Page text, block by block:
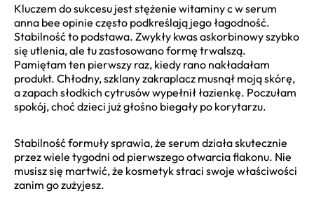
Kluczem do sukcesu jest stężenie witaminy c w serum
anna bee opinie często podkreślają jego łagodność.
Stabilność to podstawa. Zwykły kwas askorbinowy szybko
się utlenia, ale tu zastosowano formę trwalszą.
Pamiętam ten pierwszy raz, kiedy rano nakładałam
produkt. Chłodny, szklany zakraplacz musnął moją skórę,
a zapach słodkich cytrusów wypełnił łazienkę. Poczułam
spokój, choć dzieci już głośno biegały po korytarzu.
Stabilność formuły sprawia, że serum działa skutecznie
przez wiele tygodni od pierwszego otwarcia flakonu. Nie
musisz się martwić, że kosmetyk straci swoje właściwości
zanim go zużyjesz.